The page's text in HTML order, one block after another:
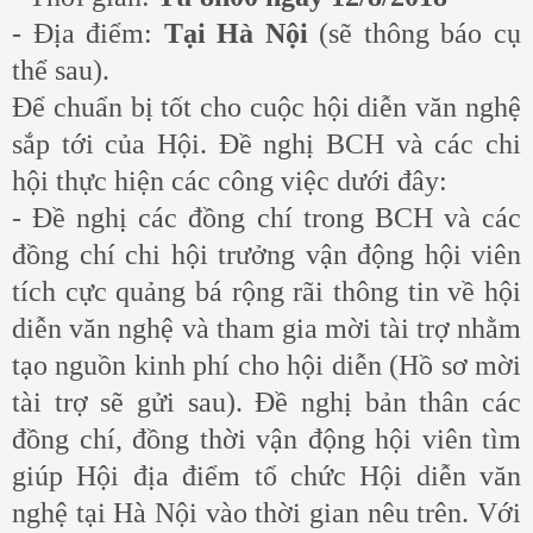
- Địa điểm: Tại Hà Nội (sẽ thông báo cụ
thể sau).
Để chuẩn bị tốt cho cuộc hội diễn văn nghệ
sắp tới của Hội. Đề nghị BCH và các chi
hội thực hiện các công việc dưới đây:
- Đề nghị các đồng chí trong BCH và các
đồng chí chi hội trưởng vận động hội viên
tích cực quảng bá rộng rãi thông tin về hội
diễn văn nghệ và tham gia mời tài trợ nhằm
tạo nguồn kinh phí cho hội diễn (Hồ sơ mời
tài trợ sẽ gửi sau). Đề nghị bản thân các
đồng chí, đồng thời vận động hội viên tìm
giúp Hội địa điểm tổ chức Hội diễn văn
nghệ tại Hà Nội vào thời gian nêu trên. Với